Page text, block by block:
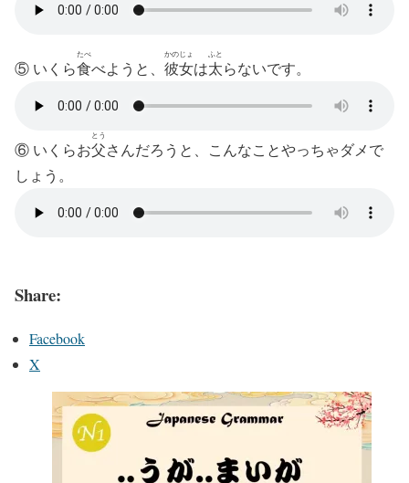
⑤ いくら食
たべ
べようと 彼女
かのじょ
は太
ふと
らないです。
⑥ いくらお父
とう
さんだろうと
、こんなことやっちゃダメで
しょう。
Share:
Facebook
X